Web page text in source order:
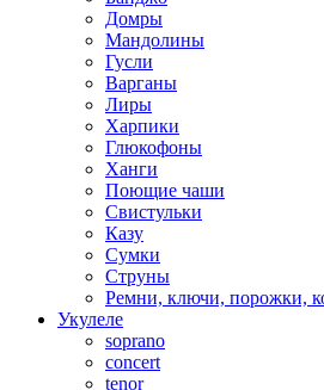
Домры
Мандолины
Гусли
Варганы
Лиры
Харпики
Глюкофоны
Ханги
Поющие чаши
Свистульки
Казу
Сумки
Струны
Ремни, ключи, порожки,
Укулеле
soprano
concert
tenor